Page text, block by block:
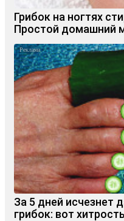
Грибок на ногтях
Простой домашний
За 5 дней исчезнет
грибок: вот хитрость